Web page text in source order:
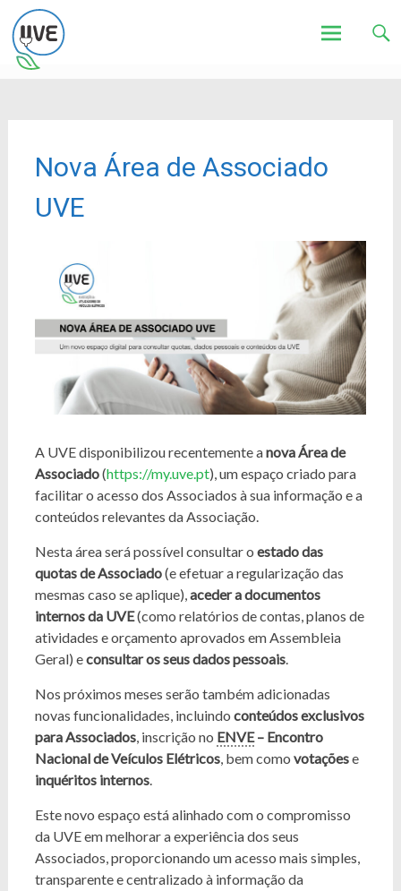
Nova Área de Associado
UVE
A UVE disponibilizou recentemente anova Área de
Associado(https://my.uve.pt), um espaço criado para
facilitar o acesso dos Associados à sua informação e a
conteúdos relevantes da Associação.
Nesta área será possível consultar o estado das
quotas de Associado(e efetuar a regularização das
mesmas caso se aplique),aceder a documentos
internos da UVE(como relatórios de contas, planos de
atividades e orçamento aprovados em Assembleia
Geral) econsultar os seus dados pessoais.
Nos próximos meses serão também adicionadas
novas funcionalidades, incluindo conteúdos exclusivos
para Associados, inscrição no ENVE– Encontro
Nacional de Veículos Elétricos, bem como votaçõese
inquéritos internos.
Este novo espaço está alinhado com o compromisso
da UVE em melhorar a experiência dos seus
Associados, proporcionando um acesso mais simples,
transparente e centralizado à informação da